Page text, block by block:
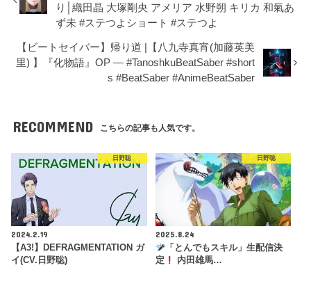
り│織田晶 大塚剛央 アメリア 水野朔 キリカ 和氣あ
ず未 #ステつよショート #ステつよ
【ビートセイバー】帰り道 |【八九寺真宵(加藤英美
里) 】『化物語』OP ― #TanoshkuBeatSaber #short
s #BeatSaber #AnimeBeatSaber
RECOMMEND こちらの記事も人気です。
日野聡
2024.2.19
【A3!】DEFRAGMENTATION ガ
イ(CV.日野聡)
日野聡
2025.8.24
「とんでもスキル」生配信決
定
内田雄馬…